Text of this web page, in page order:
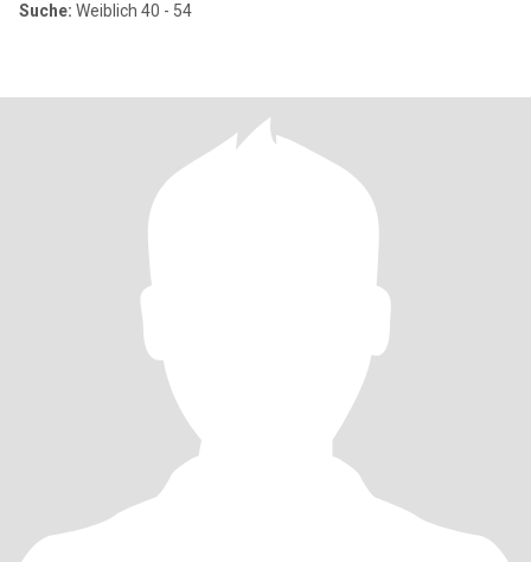
Suche: Weiblich 40 - 54